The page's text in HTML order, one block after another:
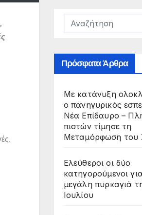
Πρόσφατα Άρθρα
Με κατάνυξη
ο πανηγυρικός
Νέα Επίδαυρο –
πιστών τίμησε τη
Μεταμόρφωση του
Ελεύθεροι οι δύο
κατηγορούμενοι
μεγάλη πυρκαγιά
Ιουλίου